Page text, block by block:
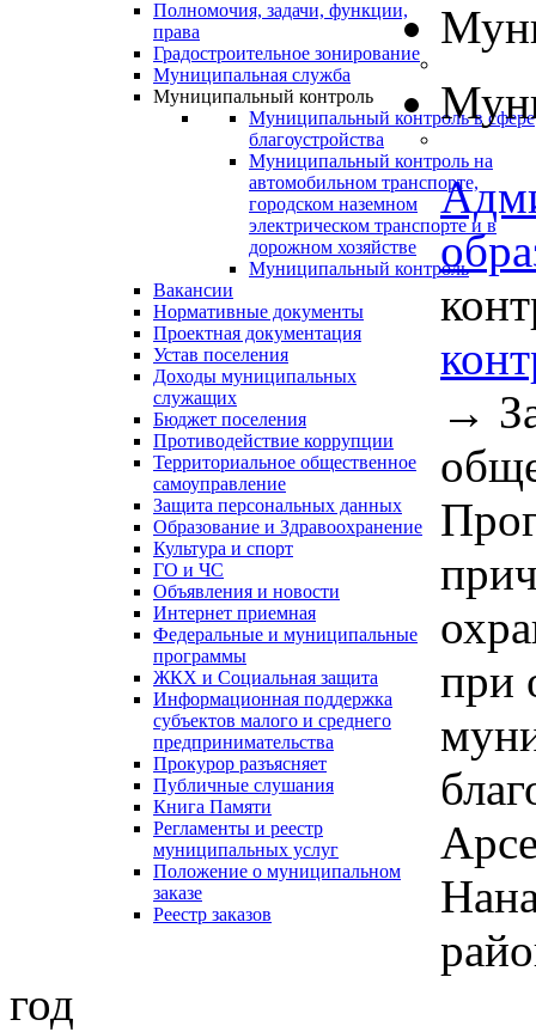
Полномочия, задачи, функции,
права
Градостроительное зонирование
Муниципальная служба
Муниципальный контроль
Муниципальный контроль в сфере
благоустройства
Муниципальный контроль на
автомобильном транспорте,
городском наземном
электрическом транспорте и в
дорожном хозяйстве
Муниципальный контроль
Вакансии
Нормативные документы
Проектная документация
Устав поселения
Доходы муниципальных
служащих
Бюджет поселения
Противодействие коррупции
Территориальное общественное
самоуправление
Защита персональных данных
Образование и Здравоохранение
Культура и спорт
ГО и ЧС
Объявления и новости
Интернет приемная
Федеральные и муниципальные
программы
ЖКХ и Социальная защита
Информационная поддержка
субъектов малого и среднего
предпринимательства
Прокурор разъясняет
Публичные слушания
Книга Памяти
Регламенты и реестр
муниципальных услуг
Положение о муниципальном
заказе
Реестр заказов
→
при
год